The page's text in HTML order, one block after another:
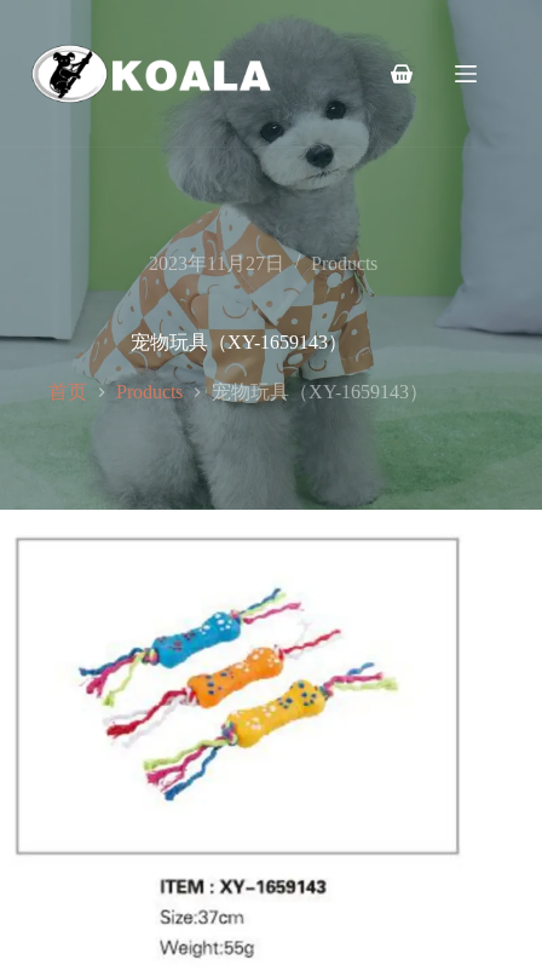
购
车
2023年11月27日 Products
宠物玩具（XY-1659143）
首页 Products 宠物玩具（XY-1659143）